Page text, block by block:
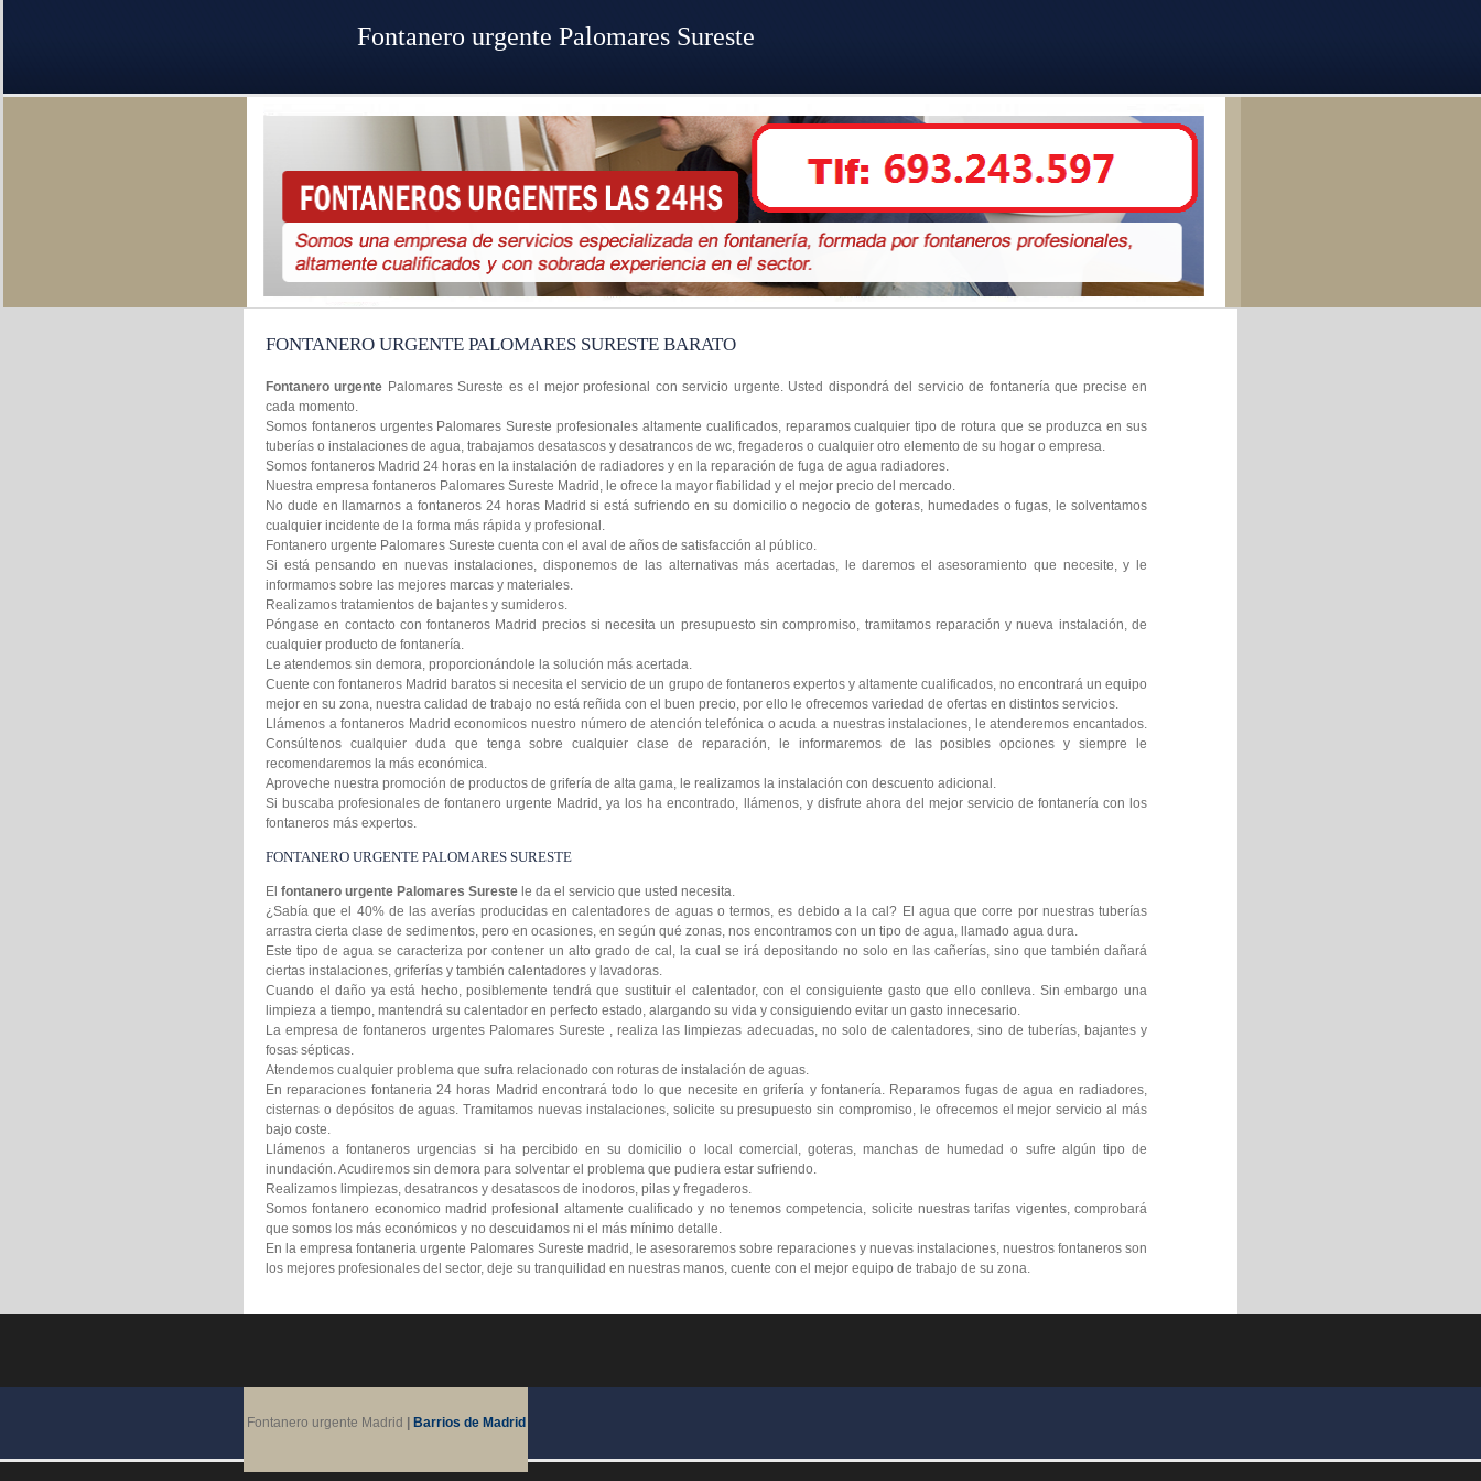
FONTANERO URGENTE PALOMARES SURESTE BARATO
Fontanero urgente Palomares Sureste es el mejor profesional con servicio urgente. Usted dispondrá del servicio de fontanería que precise en
cada momento.
Somos fontaneros urgentes Palomares Sureste profesionales altamente cualificados, reparamos cualquier tipo de rotura que se produzca en sus
tuberías o instalaciones de agua, trabajamos desatascos y desatrancos de wc, fregaderos o cualquier otro elemento de su hogar o empresa.
Somos fontaneros Madrid 24 horas en la instalación de radiadores y en la reparación de fuga de agua radiadores.
Nuestra empresa fontaneros Palomares Sureste Madrid, le ofrece la mayor fiabilidad y el mejor precio del mercado.
No dude en llamarnos a fontaneros 24 horas Madrid si está sufriendo en su domicilio o negocio de goteras, humedades o fugas, le solventamos
cualquier incidente de la forma más rápida y profesional.
Fontanero urgente Palomares Sureste cuenta con el aval de años de satisfacción al público.
Si está pensando en nuevas instalaciones, disponemos de las alternativas más acertadas, le daremos el asesoramiento que necesite, y le
informamos sobre las mejores marcas y materiales.
Realizamos tratamientos de bajantes y sumideros.
Póngase en contacto con fontaneros Madrid precios si necesita un presupuesto sin compromiso, tramitamos reparación y nueva instalación, de
cualquier producto de fontanería.
Le atendemos sin demora, proporcionándole la solución más acertada.
Cuente con fontaneros Madrid baratos si necesita el servicio de un grupo de fontaneros expertos y altamente cualificados, no encontrará un equipo
mejor en su zona, nuestra calidad de trabajo no está reñida con el buen precio, por ello le ofrecemos variedad de ofertas en distintos servicios.
Llámenos a fontaneros Madrid economicos nuestro número de atención telefónica o acuda a nuestras instalaciones, le atenderemos encantados.
Consúltenos cualquier duda que tenga sobre cualquier clase de reparación, le informaremos de las posibles opciones y siempre le
recomendaremos la más económica.
Aproveche nuestra promoción de productos de grifería de alta gama, le realizamos la instalación con descuento adicional.
Si buscaba profesionales de fontanero urgente Madrid, ya los ha encontrado, llámenos, y disfrute ahora del mejor servicio de fontanería con los
fontaneros más expertos.
FONTANERO URGENTE PALOMARES SURESTE
El fontanero urgente Palomares Sureste le da el servicio que usted necesita.
¿Sabía que el 40% de las averías producidas en calentadores de aguas o termos, es debido a la cal? El agua que corre por nuestras tuberías
arrastra cierta clase de sedimentos, pero en ocasiones, en según qué zonas, nos encontramos con un tipo de agua, llamado agua dura.
Este tipo de agua se caracteriza por contener un alto grado de cal, la cual se irá depositando no solo en las cañerías, sino que también dañará
ciertas instalaciones, griferías y también calentadores y lavadoras.
Cuando el daño ya está hecho, posiblemente tendrá que sustituir el calentador, con el consiguiente gasto que ello conlleva. Sin embargo una
limpieza a tiempo, mantendrá su calentador en perfecto estado, alargando su vida y consiguiendo evitar un gasto innecesario.
La empresa de fontaneros urgentes Palomares Sureste , realiza las limpiezas adecuadas, no solo de calentadores, sino de tuberías, bajantes y
fosas sépticas.
Atendemos cualquier problema que sufra relacionado con roturas de instalación de aguas.
En reparaciones fontaneria 24 horas Madrid encontrará todo lo que necesite en grifería y fontanería. Reparamos fugas de agua en radiadores,
cisternas o depósitos de aguas. Tramitamos nuevas instalaciones, solicite su presupuesto sin compromiso, le ofrecemos el mejor servicio al más
bajo coste.
Llámenos a fontaneros urgencias si ha percibido en su domicilio o local comercial, goteras, manchas de humedad o sufre algún tipo de
inundación. Acudiremos sin demora para solventar el problema que pudiera estar sufriendo.
Realizamos limpiezas, desatrancos y desatascos de inodoros, pilas y fregaderos.
Somos fontanero economico madrid profesional altamente cualificado y no tenemos competencia, solicite nuestras tarifas vigentes, comprobará
que somos los más económicos y no descuidamos ni el más mínimo detalle.
En la empresa fontaneria urgente Palomares Sureste madrid, le asesoraremos sobre reparaciones y nuevas instalaciones, nuestros fontaneros son
los mejores profesionales del sector, deje su tranquilidad en nuestras manos, cuente con el mejor equipo de trabajo de su zona.
Fontanero urgente Madrid Barrios de Madrid
Fontanero urgente Palomares Sureste